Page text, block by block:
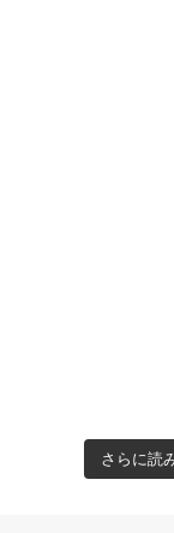
さらに読